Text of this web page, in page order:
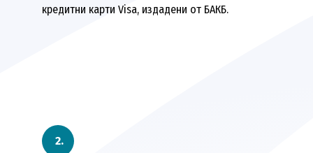
кредитни карти Visa, издадени от БАКБ.